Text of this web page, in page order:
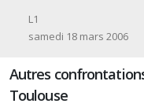
L1
samedi 18 mars 2006
Autres
Toulouse